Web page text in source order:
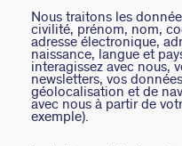
Nous traitons les
civilité, prénom, nom,
adresse électronique,
naissance, langue et
interagissez avec nous,
newsletters, vos
géolocalisation et de
avec nous à partir de
exemple).